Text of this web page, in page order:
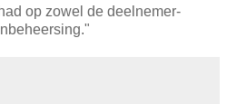
op zowel de deelnemer-